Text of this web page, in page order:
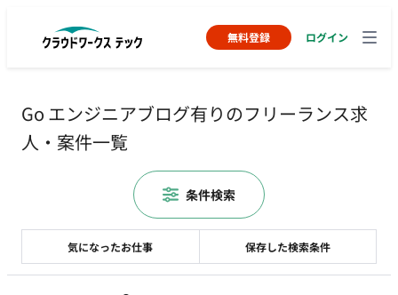
無料登録 ログイン
Go エンジニアブログ有りのフリーランス求
人・案件一覧
気になったお仕事 保存した検索条件
条件検索